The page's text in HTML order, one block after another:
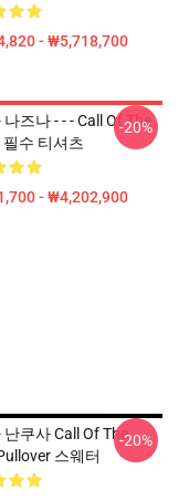
- ₩5,718,700
즈나 - - - Call Of The
필수 티셔츠
- ₩4,202,900
-20%
난쿠사 Call Of The
스웨터
-20%